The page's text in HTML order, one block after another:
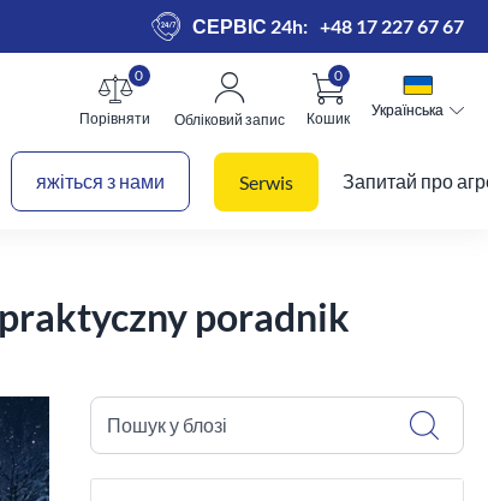
СЕРВІС 24h: +48 17 227 67 67
Порівняти
0
Обліковий запис Кошик
0
Українська
Українська
яжіться з нами Serwis Запитай про
poradnik
Пошук у блозі